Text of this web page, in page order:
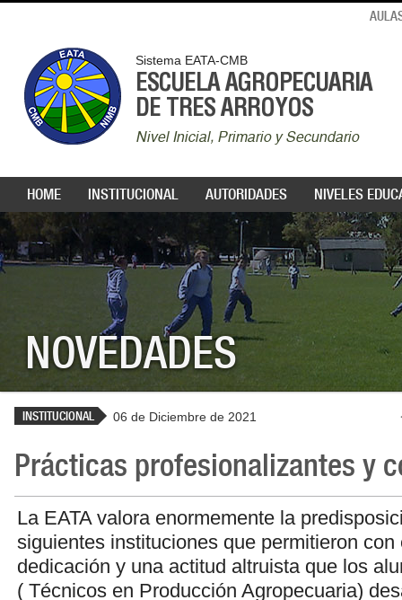
Sistema EATA-CMB
ESCUELA AGROPECUARIA
DE TRES ARROYOS
Nivel Inicial, Primario y Secundario
HOME INSTITUCIONAL AUTORIDADES NIVELES
NOVEDADES
INSTITUCIONAL 06 de Diciembre de 2021
Prácticas profesionalizantes y
La EATA valora enormemente la
siguientes instituciones que permitieron con
dedicación y una actitud altruista que los
( Técnicos en Producción Agropecuaria)